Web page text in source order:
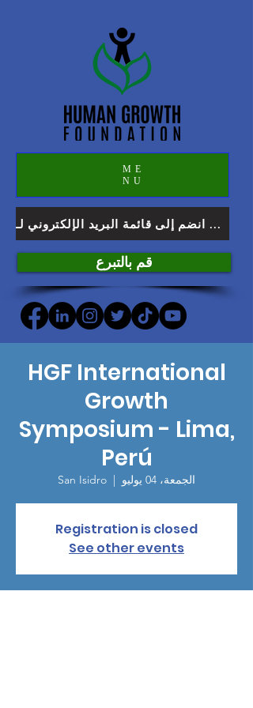
ME
NU
انضم إلى قائمة البريد الإلكتروني لـ HGF
قم بالتبرع
HGF International
Growth
Symposium - Lima,
Perú
الجمعة، 04 يوليو
  |
San Isidro
Registration is closed
See other events